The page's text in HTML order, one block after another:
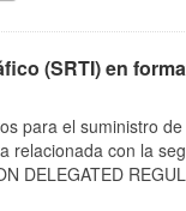
(SRTI) en
para el suministro
relacionada con la
DELEGATED